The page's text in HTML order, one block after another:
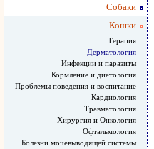
Собаки
Кошки
Терапия
Дерматология
Инфекции и паразиты
Кормление и диетология
Проблемы поведения и воспитание
Кардиология
Травматология
Хирургия и Онкология
Офтальмология
Болезни мочевыводящей системы